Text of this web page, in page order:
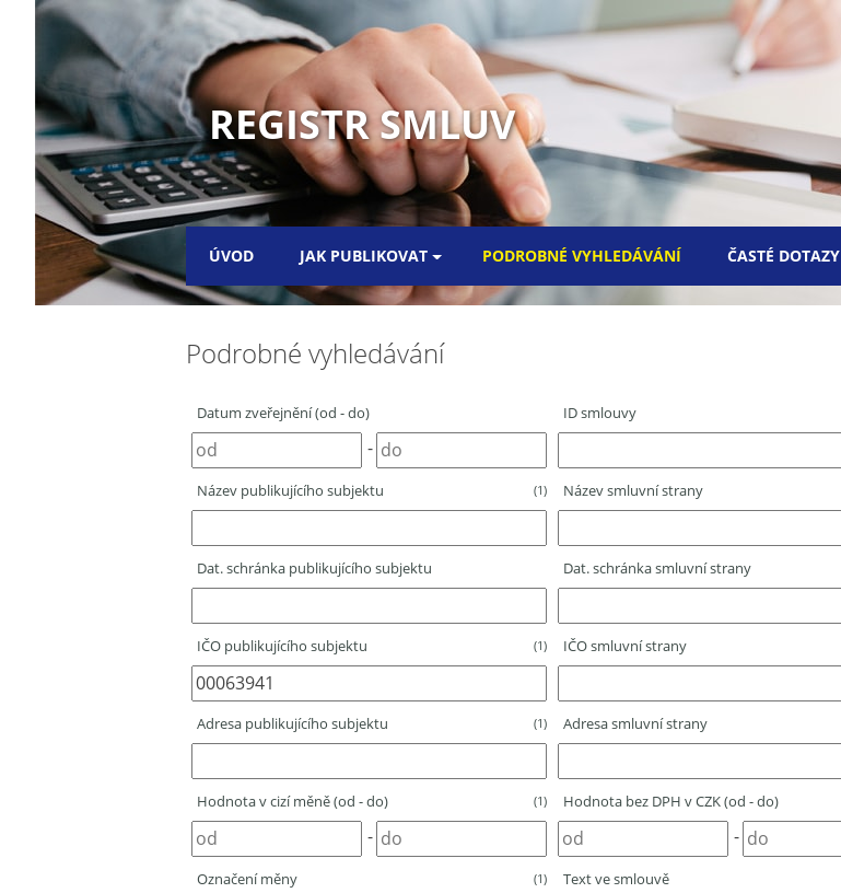
REGISTR SMLUV
ÚVOD JAK PUBLIKOVAT PODROBNÉ VYHLEDÁVÁNÍ ČASTÉ DOTAZY
Podrobné vyhledávání
Datum zveřejnění (od - do)
-
Název publikujícího subjektu (1)
Dat. schránka publikujícího subjektu
IČO publikujícího subjektu (1)
Adresa publikujícího subjektu (1)
Hodnota v cizí měně (od - do) (1)
-
Označení měny (1)
ID smlouvy
Název smluvní strany
Dat. schránka smluvní strany
IČO smluvní strany
Adresa smluvní strany
Hodnota bez DPH v CZK (od - do)
-
Text ve smlouvě